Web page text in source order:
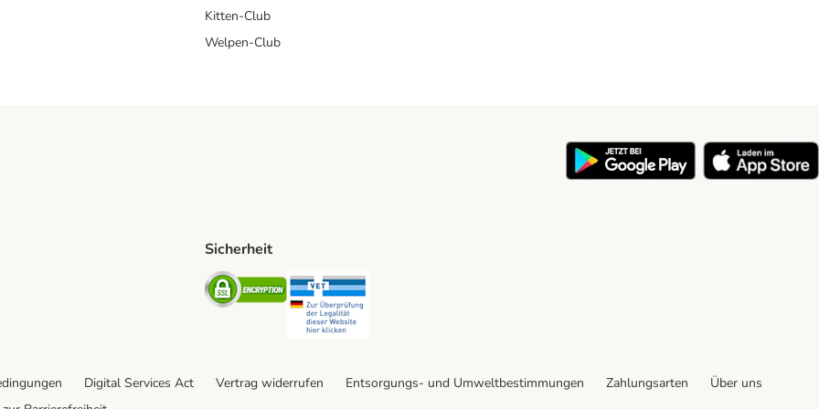
Kitten-Club
Welpen-Club
Post Shipping Method
Sicherheit
Security
Digital Services Act Vertrag widerrufen Entsorgungs- und Umweltbestimmungen Zahlungsarten
Über uns